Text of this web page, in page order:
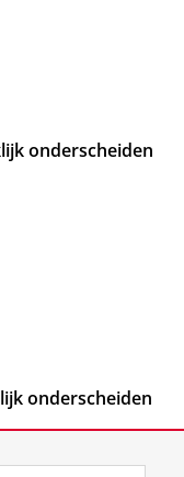
onderscheiden
onderscheiden